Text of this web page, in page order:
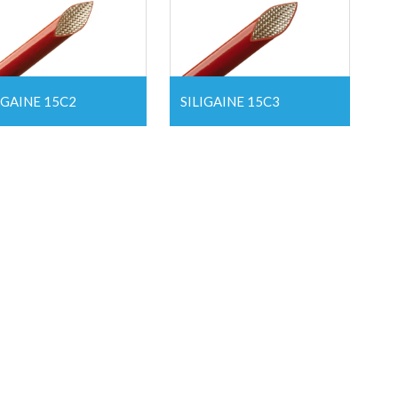
15C2 SILIGAINE 15C3